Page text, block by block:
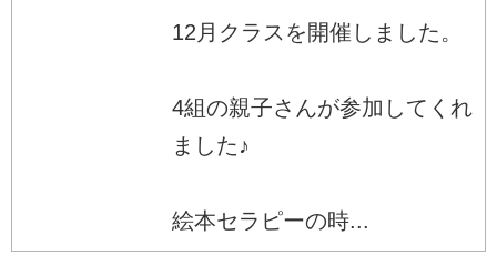
12月クラスを開催しました。
4組の親子さんが参加してくれ
ました♪
絵本セラピーの時...